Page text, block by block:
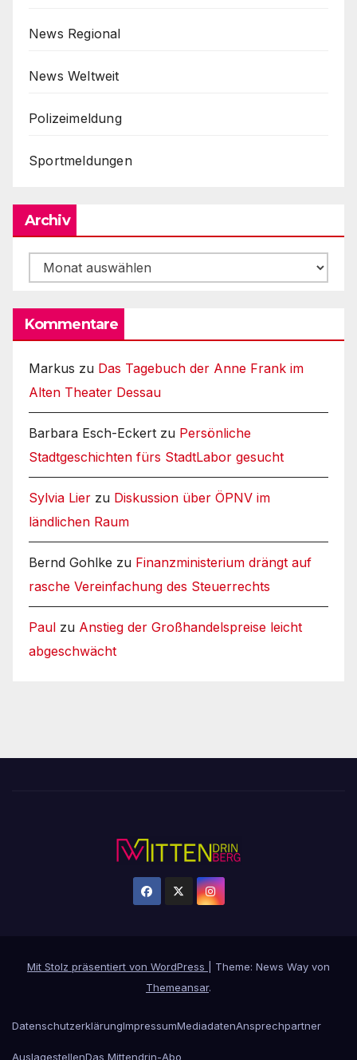
News Regional
News Weltweit
Polizeimeldung
Sportmeldungen
Archiv
Archiv
Kommentare
Markus zu Das Tagebuch der Anne Frank im
Alten Theater Dessau
Barbara Esch-Eckert zu Persönliche
Stadtgeschichten fürs StadtLabor gesucht
Sylvia Lier zu Diskussion über ÖPNV im
ländlichen Raum
Bernd Gohlke zu Finanzministerium drängt auf
rasche Vereinfachung des Steuerrechts
Paul zu Anstieg der Großhandelspreise leicht
abgeschwächt
Mit Stolz präsentiert von WordPress
Theme: News Way von
Themeansar.
DatenschutzerklärungImpressumMediadatenAnsprechpartner
AuslagestellenDas Mittendrin-Abo